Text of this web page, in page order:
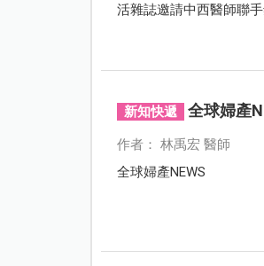
活雜誌邀請中西醫師聯
新知快遞 全球婦產
作者： 林禹宏 醫師
全球婦產NEWS